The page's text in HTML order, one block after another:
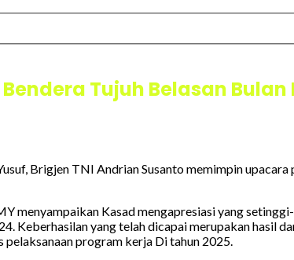
Tujuh Belasan Bulan
Brigjen TNI Andrian Susanto memimpin
menyampaikan Kasad mengapresiasi yang
Keberhasilan yang telah dicapai merupakan hasil
program kerja Di tahun 2025.